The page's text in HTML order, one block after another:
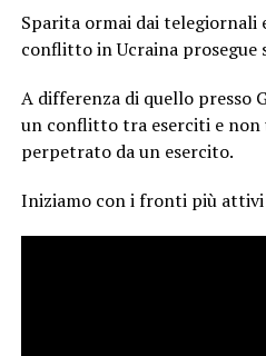
Sparita ormai dai telegiornali
conflitto in Ucraina prosegue
A differenza di quello presso
un conflitto tra eserciti e non
perpetrato da un esercito.
Iniziamo con i fronti più attivi